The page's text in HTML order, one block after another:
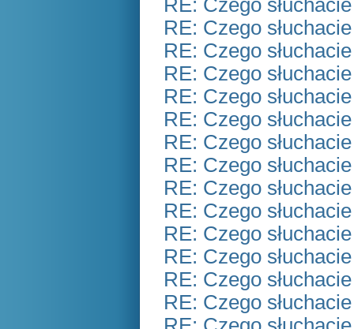
RE: Czego
RE: Czego
RE: Czego
RE: Czego
RE: Czego
RE: Czego
RE: Czego
RE: Czego
RE: Czego
RE: Czego
RE: Czego
RE: Czego
RE: Czego
RE: Czego